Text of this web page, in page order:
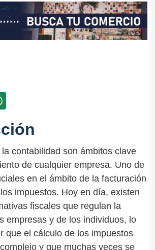
contabilidad son ámbitos clave
de cualquier empresa. Uno de
en el ámbito de la facturación
impuestos. Hoy en día, existen
fiscales que regulan la
empresas y de los individuos, lo
que el cálculo de los impuestos
y que muchas veces se